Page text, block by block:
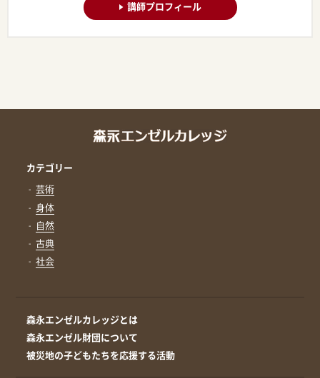
講師プロフィール
カテゴリー
芸術
身体
自然
古典
社会
森永エンゼルカレッジとは
森永エンゼル財団について
被災地の子どもたちを応援する活動